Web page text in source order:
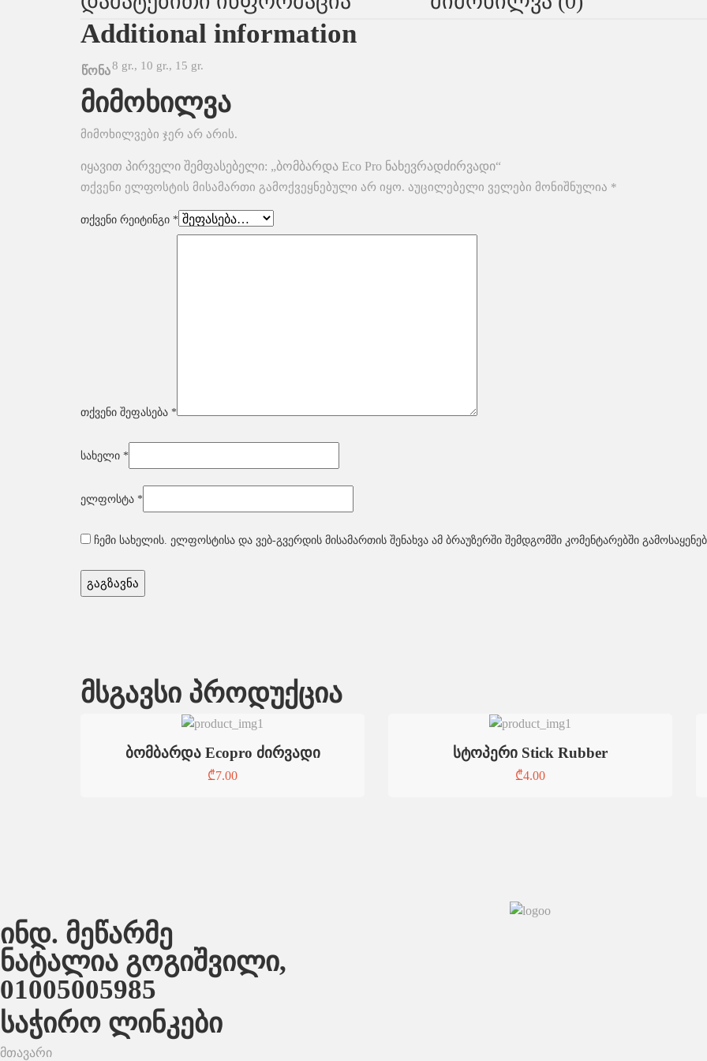
Additional information
წონა8 gr., 10 gr., 15 gr.
მიმოხილვა
მიმოხილვები ჯერ არ არის.
იყავით პირველი შემფასებელი: „ბომბარდა Eco Pro ნახევრადძირვადი“
თქვენი ელფოსტის მისამართი გამოქვეყნებული არ იყო. აუცილებელი ველები მონიშნულია *
თქვენი რეიტინგი *
თქვენი შეფასება *
სახელი *
ელფოსტა *
ჩემი სახელის. ელფოსტისა და ვებ-გვერდის მისამართის შენახვა ამ ბრაუზერში შემდგომში კომენტარებში
მსგავსი პროდუქცია
ბომბარდა Ecopro ძირვადი
₾7.00
სტოპერი Stick Rubber
₾4.00
ინდ. მეწარმე
ნატალია გოგიშვილი,
01005005985
საჭირო ლინკები
მთავარი